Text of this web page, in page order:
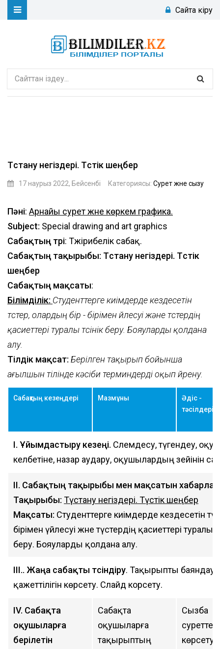
Сайтқа кіру
Түстану негіздері. Түстік шеңбер
17 наурыз 2022, Бейсенбі Категориясы: Сурет және сызу
Пәні: Арнайы сурет және көркем графика.
Subject: Special drawing and art graphics
Сабақтың түрі: Тәжірибелік сабақ.
Сабақтың тақырыбы: Түстану негіздері. Түстік
шеңбер
Сабақтың мақсаты:
Білімділік: Студенттерге киімдерде кездесетін
түстер, олардың бір - бірімен үйлесуі және түстердің
қасиеттері туралы түсінік беру. Бояуларды қолдана
алу.
Тілдік мақсат: Берілген тақырып бойынша
ағылшын тілінде кәсіби терминдерді оқып үйрену.
Сабақтың кезеңдері Мазмұны
Әдіс -
тәсілдері
І. Ұйымдастыру кезеңі. Сәлемдесу, түгендеу,
келбетіне, назар аудару, оқушылардың зейінін
ІІ. Сабақтың тақырыбы мен мақсатын хабарлау.
Тақырыбы: Түстану негіздері. Түстік шеңбер
Мақсаты: Студенттерге киімдерде кездесетін
бірімен үйлесуі және түстердің қасиеттері туралы
беру. Бояуларды қолдана алу.
ІІІ.. Жаңа сабақты түсіндіру. Тақырыпты
қажеттілігін көрсету. Слайд корсету.
IV. Сабақта
оқушыларға
берілетін
Сабақта
оқушыларға
тақырыптың
Сызба
көрсету